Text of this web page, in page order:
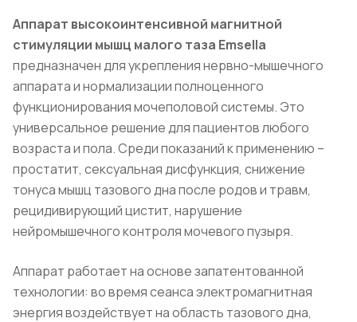
Аппарат высокоинтенсивной магнитной
стимуляции мышц малого таза Emsella
предназначен для укрепления нервно-мышечного
аппарата и нормализации полноценного
функционирования мочеполовой системы. Это
универсальное решение для пациентов любого
возраста и пола. Среди показаний к применению –
простатит, сексуальная дисфункция, снижение
тонуса мышц тазового дна после родов и травм,
рецидивирующий цистит, нарушение
нейромышечного контроля мочевого пузыря.
Аппарат работает на основе запатентованной
технологии: во время сеанса электромагнитная
энергия воздействует на область тазового дна,